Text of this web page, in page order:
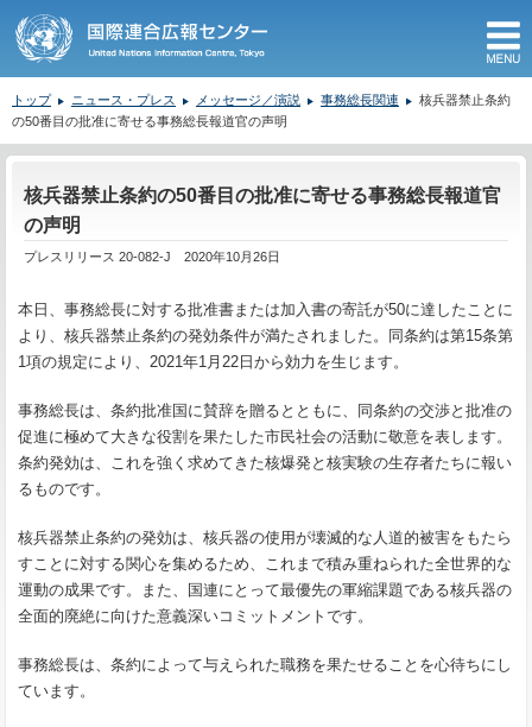
トップ ニュース・プレス メッセージ／演説 事務総長関連
核兵器禁止条約
の50番目の批准に寄せる事務総長報道官の声明
核兵器禁止条約の50番目の批准に寄せる事務総長報道官
の声明
プレスリリース 20-082-J 2020年10月26日
本日、事務総長に対する批准書または加入書の寄託が50に達したことに
より、核兵器禁止条約の発効条件が満たされました。同条約は第15条第
1項の規定により、2021年1月22日から効力を生じます。
事務総長は、条約批准国に賛辞を贈るとともに、同条約の交渉と批准の
促進に極めて大きな役割を果たした市民社会の活動に敬意を表します。
条約発効は、これを強く求めてきた核爆発と核実験の生存者たちに報い
るものです。
核兵器禁止条約の発効は、核兵器の使用が壊滅的な人道的被害をもたら
すことに対する関心を集めるため、これまで積み重ねられた全世界的な
運動の成果です。また、国連にとって最優先の軍縮課題である核兵器の
全面的廃絶に向けた意義深いコミットメントです。
事務総長は、条約によって与えられた職務を果たせることを心待ちにし
ています。